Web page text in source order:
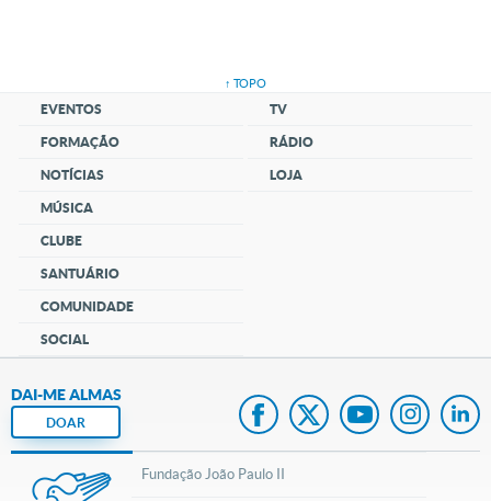
↑ TOPO
EVENTOS
FORMAÇÃO
NOTÍCIAS
MÚSICA
CLUBE
SANTUÁRIO
COMUNIDADE
SOCIAL
TV
RÁDIO
LOJA
DAI-ME ALMAS
DOAR
Fundação João Paulo II